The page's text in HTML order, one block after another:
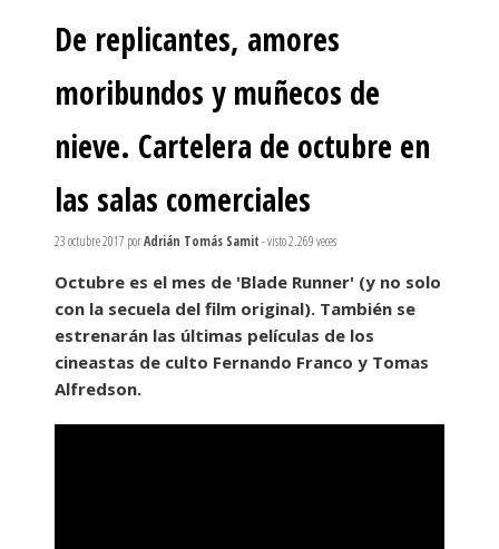
De replicantes, amores
moribundos y muñecos de
nieve. Cartelera de octubre en
las salas comerciales
23 octubre 2017 porAdrián Tomás Samit- visto 2.269 veces
Octubre es el mes de 'Blade Runner' (y no solo
con la secuela del film original). También se
estrenarán las últimas películas de los
cineastas de culto Fernando Franco y Tomas
Alfredson.